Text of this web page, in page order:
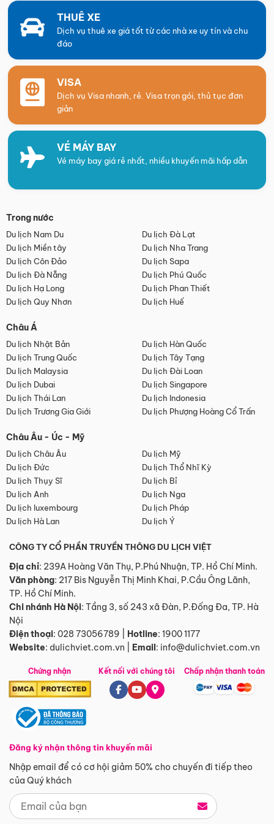
THUÊ XE
Dịch vụ thuê xe giá tốt từ các nhà xe uy tín và chu
đáo
VISA
Dịch vụ Visa nhanh, rẻ. Visa trọn gói, thủ tục đơn
giản
VÉ MÁY BAY
Vé máy bay giá rẻ nhất, nhiều khuyến mãi hấp dẫn
Trong nước
Du lịch Nam Du
Du lịch Đà Lạt
Du lịch Miền tây
Du lịch Nha Trang
Du lịch Côn Đảo
Du lịch Sapa
Du lịch Đà Nẵng
Du lịch Phú Quốc
Du lịch Hạ Long
Du lịch Phan Thiết
Du lịch Quy Nhơn
Du lịch Huế
Châu Á
Du lịch Nhật Bản
Du lịch Hàn Quốc
Du lịch Trung Quốc
Du lịch Tây Tạng
Du lịch Malaysia
Du lịch Đài Loan
Du lịch Dubai
Du lịch Singapore
Du lịch Thái Lan
Du lịch Indonesia
Du lịch Trương Gia Giới
Du lịch Phượng Hoàng Cổ Trấn
Châu Âu - Úc - Mỹ
Du lịch Châu Âu
Du lịch Mỹ
Du lịch Đức
Du lịch Thổ Nhĩ Kỳ
Du lịch Thụy Sĩ
Du lịch Bỉ
Du lịch Anh
Du lịch Nga
Du lịch luxembourg
Du lịch Pháp
Du lịch Hà Lan
Du lịch Ý
CÔNG TY CỔ PHẦN TRUYỀN THÔNG DU LỊCH VIỆT
Địa chỉ: 239A Hoàng Văn Thụ, P.Phú Nhuận, TP. Hồ Chí Minh.
Văn phòng: 217 Bis Nguyễn Thị Minh Khai, P.Cầu Ông Lãnh,
TP. Hồ Chí Minh.
Chi nhánh Hà Nội: Tầng 3, số 243 xã Đàn, P.Đống Đa, TP. Hà
Nội
Điện thoại: 028 73056789 Hotline: 1900 1177
Website: dulichviet.com.vn Email: info@dulichviet.com.vn
Chứng nhận
Đăng ký nhận thông tin khuyến mãi
Nhập email để có cơ hội giảm 50% cho chuyến đi tiếp theo
của Quý khách
Kết nối với chúng tôi Chấp nhận thanh toán